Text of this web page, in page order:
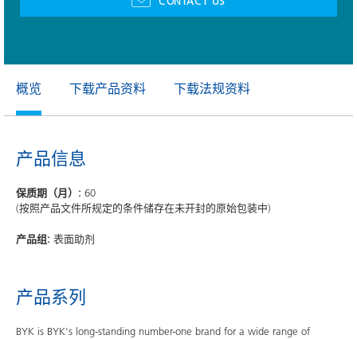
概览 下载产品资料 下载法规资料
产品信息
保质期（月）: 60
(按照产品文件所规定的条件储存在未开封的原始包装中)
产品组: 表面助剂
产品系列
BYK is BYK's long-standing number-one brand for a wide range of